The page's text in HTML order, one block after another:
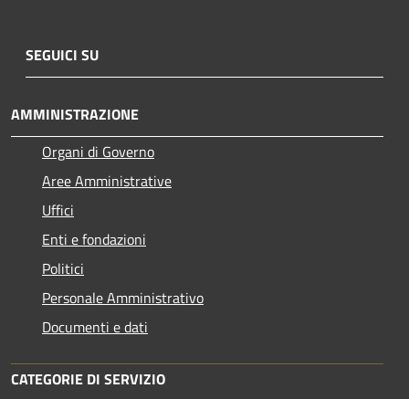
SEGUICI SU
AMMINISTRAZIONE
Organi di Governo
Aree Amministrative
Uffici
Enti e fondazioni
Politici
Personale Amministrativo
Documenti e dati
CATEGORIE DI SERVIZIO